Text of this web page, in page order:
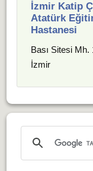
İzmir Katip
Atatürk
Hastanesi
Bası Sitesi
İzmir